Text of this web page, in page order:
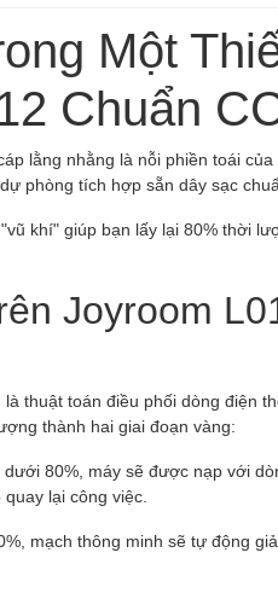
Một
Chuẩn
lằng nhằng là nỗi phiền toái
phòng tích hợp sẵn dây sạc
khí" giúp bạn lấy lại 80% thời
Joyroom
là thuật toán điều phối dòng điện
thành hai giai đoạn vàng:
dưới 80%, máy sẽ được nạp với
lại công việc.
mạch thông minh sẽ tự động